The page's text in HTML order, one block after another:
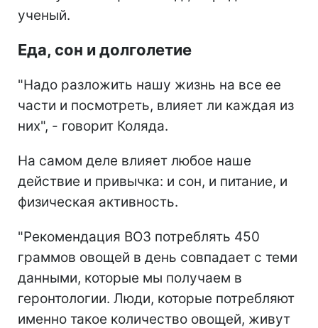
ученый.
Еда, сон и долголетие
"Надо разложить нашу жизнь на все ее
части и посмотреть, влияет ли каждая из
них", - говорит Коляда.
На самом деле влияет любое наше
действие и привычка: и сон, и питание, и
физическая активность.
"Рекомендация ВОЗ потреблять 450
граммов овощей в день совпадает с теми
данными, которые мы получаем в
геронтологии. Люди, которые потребляют
именно такое количество овощей, живут